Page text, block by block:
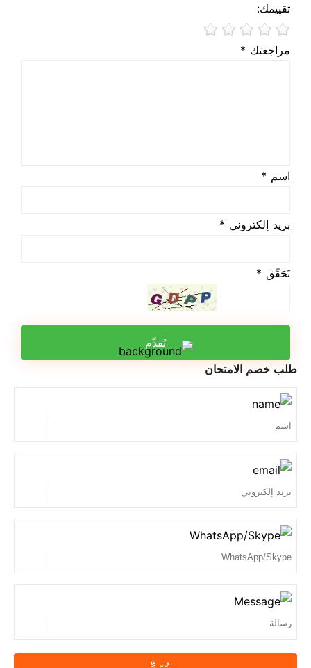
تقييمك:
مراجعتك *
اسم *
بريد إلكتروني *
تَحَقّق *
يُقدِّم
طلب خصم الامتحان